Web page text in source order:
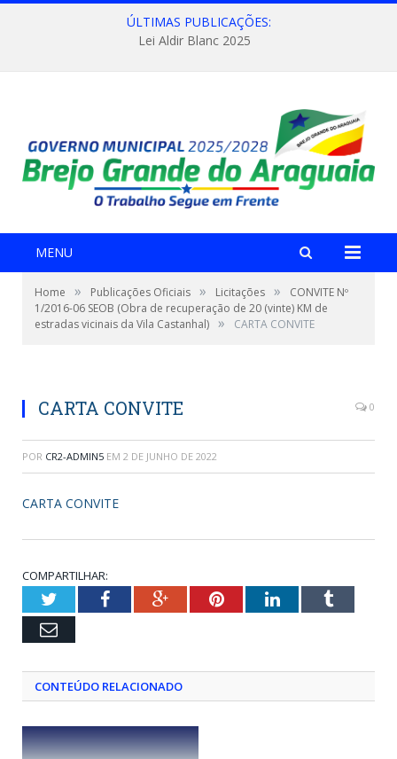
ÚLTIMAS PUBLICAÇÕES:
Lei Aldir Blanc 2025
MENU
Home » Publicações Oficiais » Licitações »
CONVITE Nº
1/2016-06 SEOB (Obra de recuperação de 20 (vinte) KM de
estradas vicinais da Vila Castanhal) » CARTA CONVITE
CARTA CONVITE 0
POR CR2-ADMIN5 EM 2 DE JUNHO DE 2022
CARTA CONVITE
COMPARTILHAR:
TwitterFacebookGoogle+PinterestLinkedInTumblr
Email
CONTEÚDO RELACIONADO